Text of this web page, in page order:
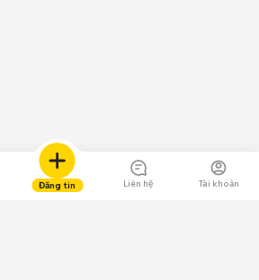
Đăng tin Liên hệ Tài khoản